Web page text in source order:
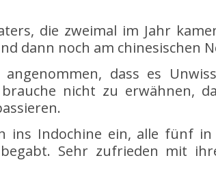
die zweimal im Jahr
dann noch am chinesischen
dass es
nicht zu erwähnen,
ins Indochine ein, alle fünf
Sehr zufrieden mit